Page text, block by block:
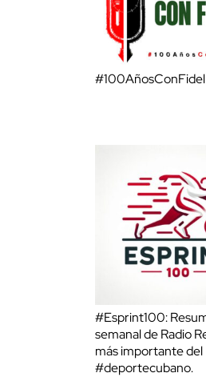
#100AñosConFidel
#Esprint100:
semanal de Radio
más importante del
#deportecubano.